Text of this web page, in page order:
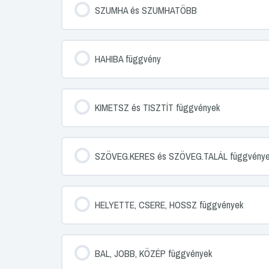
SZUMHA és SZUMHATÖBB
HAHIBA függvény
KIMETSZ és TISZTÍT függvények
SZÖVEG.KERES és SZÖVEG.TALÁL
HELYETTE, CSERE, HOSSZ függvények
BAL, JOBB, KÖZÉP függvények